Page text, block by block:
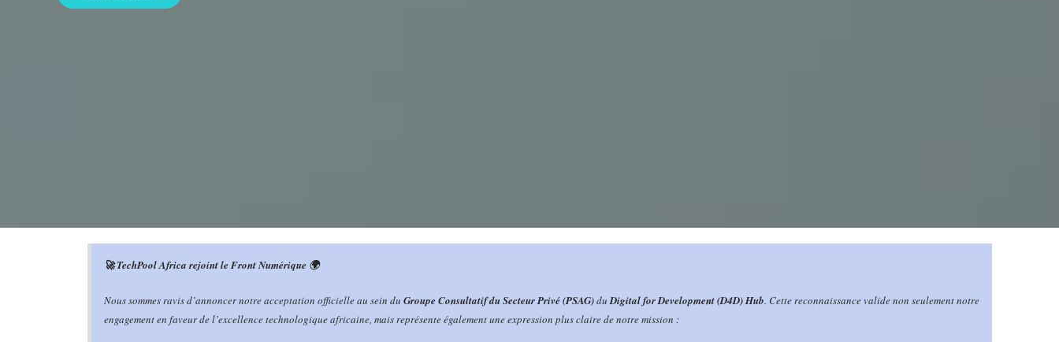
🚀 TechPool Africa rejoint le Front Numérique 🌍
Nous sommes ravis d’annoncer notre acceptation officielle au sein du Groupe Consultatif du Secteur Privé (PSAG)duDigital for Development (D4D) Hub. Cette reconnaissance valide non seulement notre
engagement en faveur de l’excellence technologique africaine, mais représente également une expression plus claire de notre mission :